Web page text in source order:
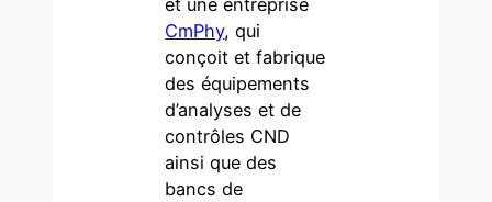
et une entreprise
CmPhy, qui
conçoit et fabrique
des équipements
d’analyses et de
contrôles CND
ainsi que des
bancs de